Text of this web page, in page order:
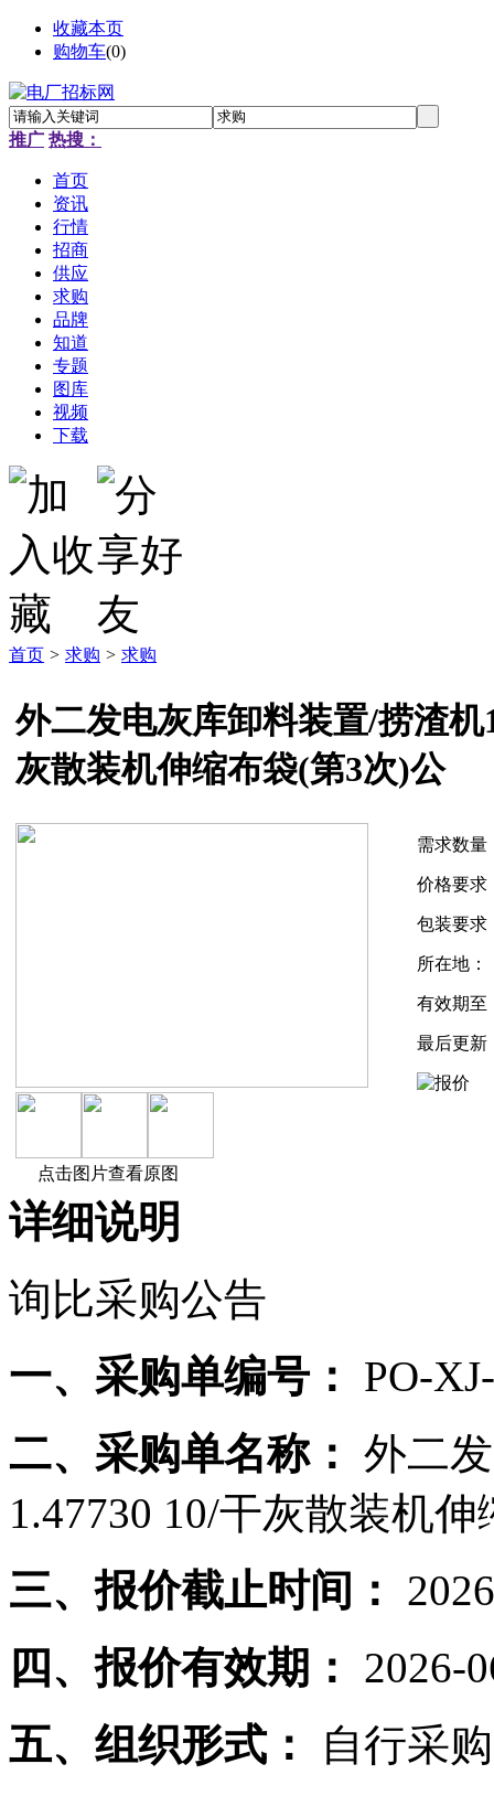
收藏本页
购物车(0)
推广 热搜：
首页
资讯
行情
招商
供应
求购
品牌
知道
专题
图库
视频
下载
首页 > 求购 > 求购
外二发电灰库卸料装置/捞渣机
灰散装机伸缩布袋(第3次)公
点击图片查看原图
需求数量
价格要求
包装要求
所在地：
有效期至
最后更新
详细说明
询比采购公告
一、采购单编号：
PO-
二、采购单名称： 外二
1.47730 10/干灰散装机
三、报价截止时间：
四、报价有效期：
2026-
五、组织形式：
自行采购